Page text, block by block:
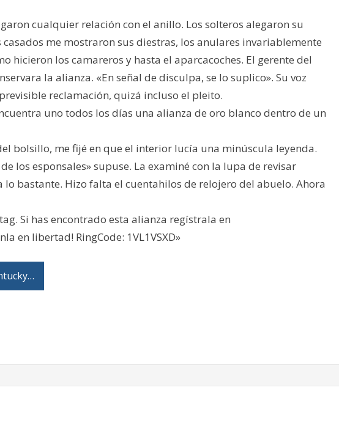
cualquier relación con el anillo. Los solteros alegaron su
me mostraron sus diestras, los anulares invariablemente
hicieron los camareros y hasta el aparcacoches. El gerente del
la alianza. «En señal de disculpa, se lo suplico». Su voz
reclamación, quizá incluso el pleito.
uno todos los días una alianza de oro blanco dentro de un
bolsillo, me fijé en que el interior lucía una minúscula leyenda.
los esponsales» supuse. La examiné con la lupa de revisar
bastante. Hizo falta el cuentahilos de relojero del abuelo. Ahora
Si has encontrado esta alianza regístrala en
en libertad! RingCode: 1VL1VSXD»